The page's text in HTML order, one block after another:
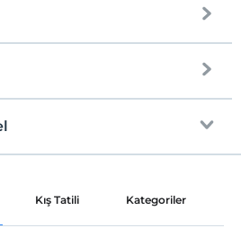
Wi-fi
sepeti ikramı
Kış Tatili Kategoriler